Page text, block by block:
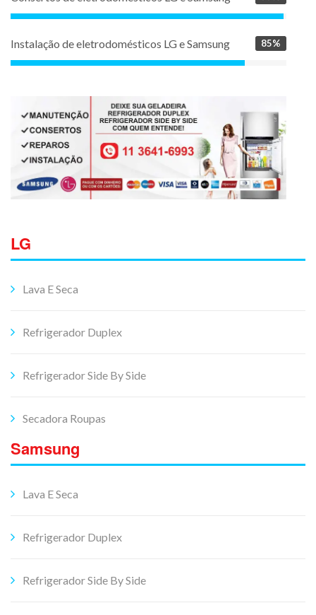
Instalação de eletrodomésticos LG e Samsung 85%
LG
Lava E Seca
Refrigerador Duplex
Refrigerador Side By Side
Secadora Roupas
Samsung
Lava E Seca
Refrigerador Duplex
Refrigerador Side By Side